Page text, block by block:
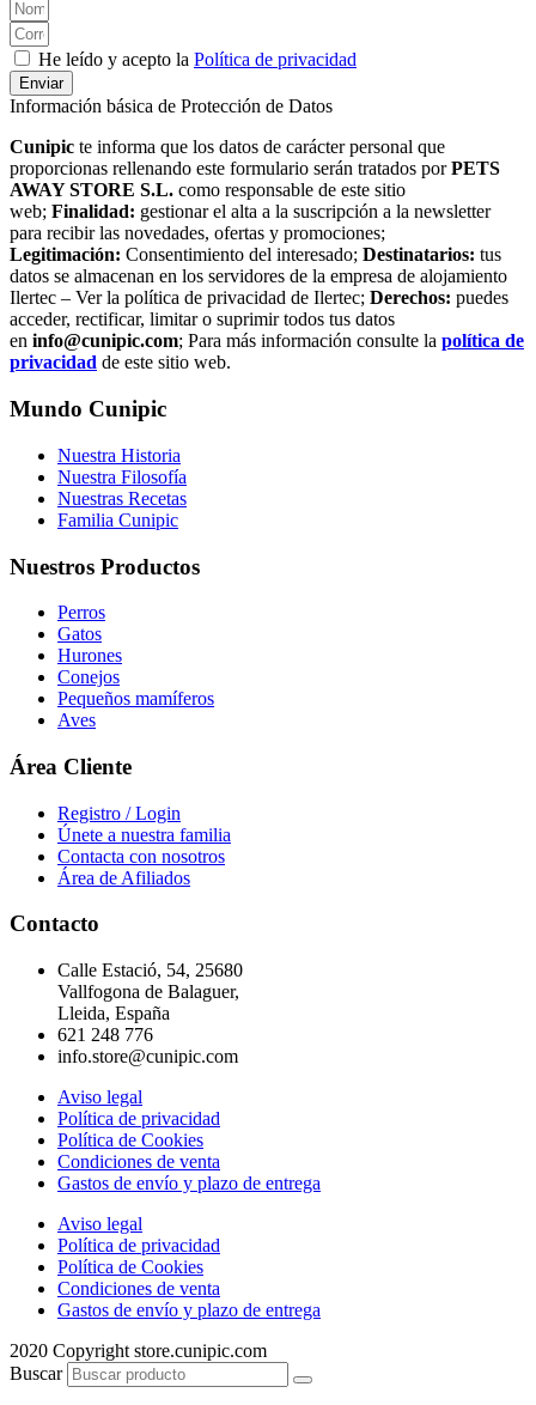
He leído y acepto la Política de privacidad
Enviar
Información básica de Protección de Datos
Cunipic te informa que los datos de carácter personal que
proporcionas rellenando este formulario serán tratados porPETS
AWAY STORE S.L. como responsable de este sitio
web; Finalidad: gestionar el alta a la suscripción a la newsletter
para recibir las novedades, ofertas y promociones;
Legitimación: Consentimiento del interesado; Destinatarios: tus
datos se almacenan en los servidores de la empresa de alojamiento
Ilertec – Ver la política de privacidad de Ilertec; Derechos: puedes
acceder, rectificar, limitar o suprimir todos tus datos
en info@cunipic.com; Para más información consulte la política de
privacidad de este sitio web.
Mundo Cunipic
Nuestra Historia
Nuestra Filosofía
Nuestras Recetas
Familia Cunipic
Nuestros Productos
Perros
Gatos
Hurones
Conejos
Pequeños mamíferos
Aves
Área Cliente
Registro / Login
Únete a nuestra familia
Contacta con nosotros
Área de Afiliados
Contacto
Calle Estació, 54, 25680
Vallfogona de Balaguer,
Lleida, España
621 248 776
info.store@cunipic.com
Aviso legal
Política de privacidad
Política de Cookies
Condiciones de venta
Gastos de envío y plazo de entrega
Aviso legal
Política de privacidad
Política de Cookies
Condiciones de venta
Gastos de envío y plazo de entrega
2020 Copyright store.cunipic.com
Buscar